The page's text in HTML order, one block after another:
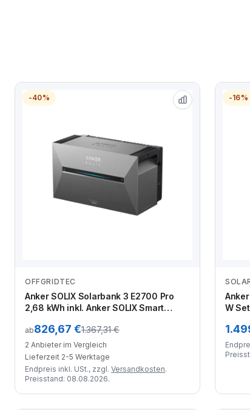
-40%
Anbieter vergleichen
OFFGRIDTEC
Anker SOLIX Solarbank 3 E2700 Pro
2,68 kWh inkl. Anker SOLIX Smart
ab826,67 €1.367,31 €
2 Anbieter im Vergleich
Lieferzeit 2-5 Werktage
Endpreis inkl. USt., zzgl. Versandkosten.
Preisstand: 08.08.2026.
-16%
W